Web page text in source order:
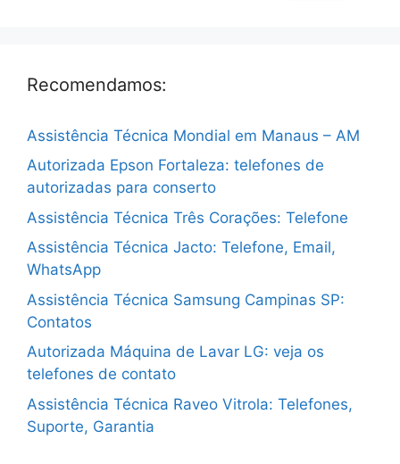
Recomendamos:
Assistência Técnica Mondial em Manaus – AM
Autorizada Epson Fortaleza: telefones de
autorizadas para conserto
Assistência Técnica Três Corações: Telefone
Assistência Técnica Jacto: Telefone, Email,
WhatsApp
Assistência Técnica Samsung Campinas SP:
Contatos
Autorizada Máquina de Lavar LG: veja os
telefones de contato
Assistência Técnica Raveo Vitrola: Telefones,
Suporte, Garantia